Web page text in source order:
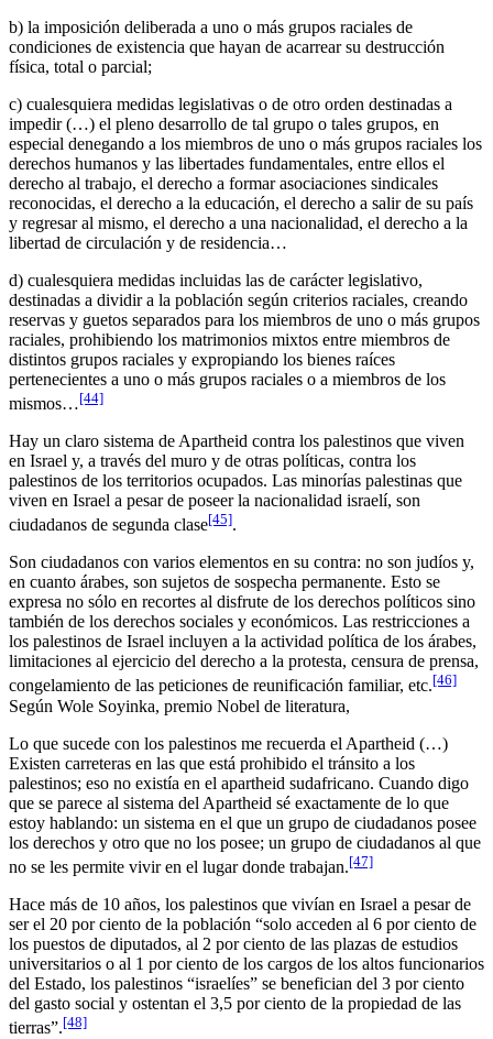
b) la imposición deliberada a uno o más grupos raciales de
condiciones de existencia que hayan de acarrear su destrucción
física, total o parcial;
c) cualesquiera medidas legislativas o de otro orden destinadas a
impedir (…) el pleno desarrollo de tal grupo o tales grupos, en
especial denegando a los miembros de uno o más grupos raciales los
derechos humanos y las libertades fundamentales, entre ellos el
derecho al trabajo, el derecho a formar asociaciones sindicales
reconocidas, el derecho a la educación, el derecho a salir de su país
y regresar al mismo, el derecho a una nacionalidad, el derecho a la
libertad de circulación y de residencia…
d) cualesquiera medidas incluidas las de carácter legislativo,
destinadas a dividir a la población según criterios raciales, creando
reservas y guetos separados para los miembros de uno o más grupos
raciales, prohibiendo los matrimonios mixtos entre miembros de
distintos grupos raciales y expropiando los bienes raíces
pertenecientes a uno o más grupos raciales o a miembros de los
mismos…[44]
Hay un claro sistema de Apartheid contra los palestinos que viven
en Israel y, a través del muro y de otras políticas, contra los
palestinos de los territorios ocupados. Las minorías palestinas que
viven en Israel a pesar de poseer la nacionalidad israelí, son
ciudadanos de segunda clase[45].
Son ciudadanos con varios elementos en su contra: no son judíos y,
en cuanto árabes, son sujetos de sospecha permanente. Esto se
expresa no sólo en recortes al disfrute de los derechos políticos sino
también de los derechos sociales y económicos. Las restricciones a
los palestinos de Israel incluyen a la actividad política de los árabes,
limitaciones al ejercicio del derecho a la protesta, censura de prensa,
congelamiento de las peticiones de reunificación familiar, etc.[46]
Según Wole Soyinka, premio Nobel de literatura,
Lo que sucede con los palestinos me recuerda el Apartheid (…)
Existen carreteras en las que está prohibido el tránsito a los
palestinos; eso no existía en el apartheid sudafricano. Cuando digo
que se parece al sistema del Apartheid sé exactamente de lo que
estoy hablando: un sistema en el que un grupo de ciudadanos posee
los derechos y otro que no los posee; un grupo de ciudadanos al que
no se les permite vivir en el lugar donde trabajan.[47]
Hace más de 10 años, los palestinos que vivían en Israel a pesar de
ser el 20 por ciento de la población “solo acceden al 6 por ciento de
los puestos de diputados, al 2 por ciento de las plazas de estudios
universitarios o al 1 por ciento de los cargos de los altos funcionarios
del Estado, los palestinos “israelíes” se benefician del 3 por ciento
del gasto social y ostentan el 3,5 por ciento de la propiedad de las
tierras”.[48]